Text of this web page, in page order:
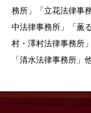
務所」「立花法律事
中法律事務所」「薫
村・澤村法律事務所
「清水法律事務所」他